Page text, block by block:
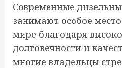
Современные
занимают особое
мире благодаря
долговечности и
многие владельцы